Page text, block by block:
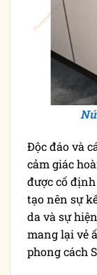
Độc đáo và
cảm giác
được cố
tạo nên sự
da và sự
mang lại vẻ
phong cách